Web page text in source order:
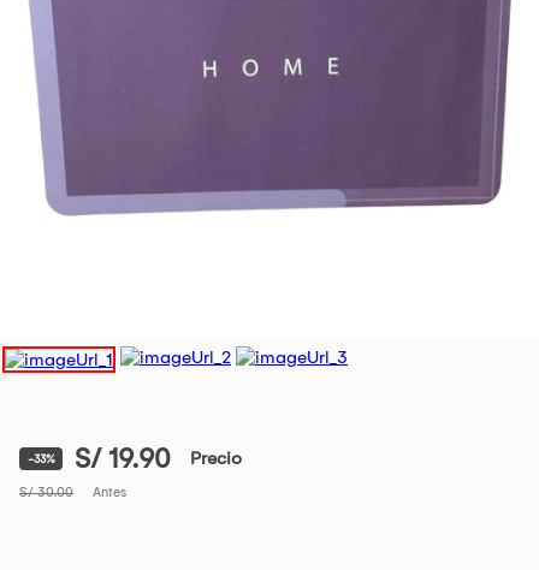
-33% S/ 19.90 Precio
S/ 30.00 Antes